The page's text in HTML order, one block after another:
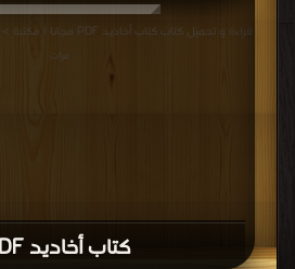
كتاب أخاديد PDF
قراءة و تحميل كتاب كتاب أخاديد PDF مجانا | مكتبة >
مرات